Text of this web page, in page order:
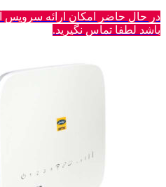
در حال حاضر امکان ارائه سرویس
باشد لطفا تماس نگیرید.